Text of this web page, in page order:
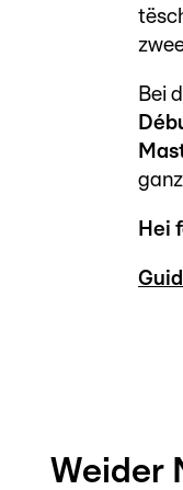
Bei
Hei
Weider